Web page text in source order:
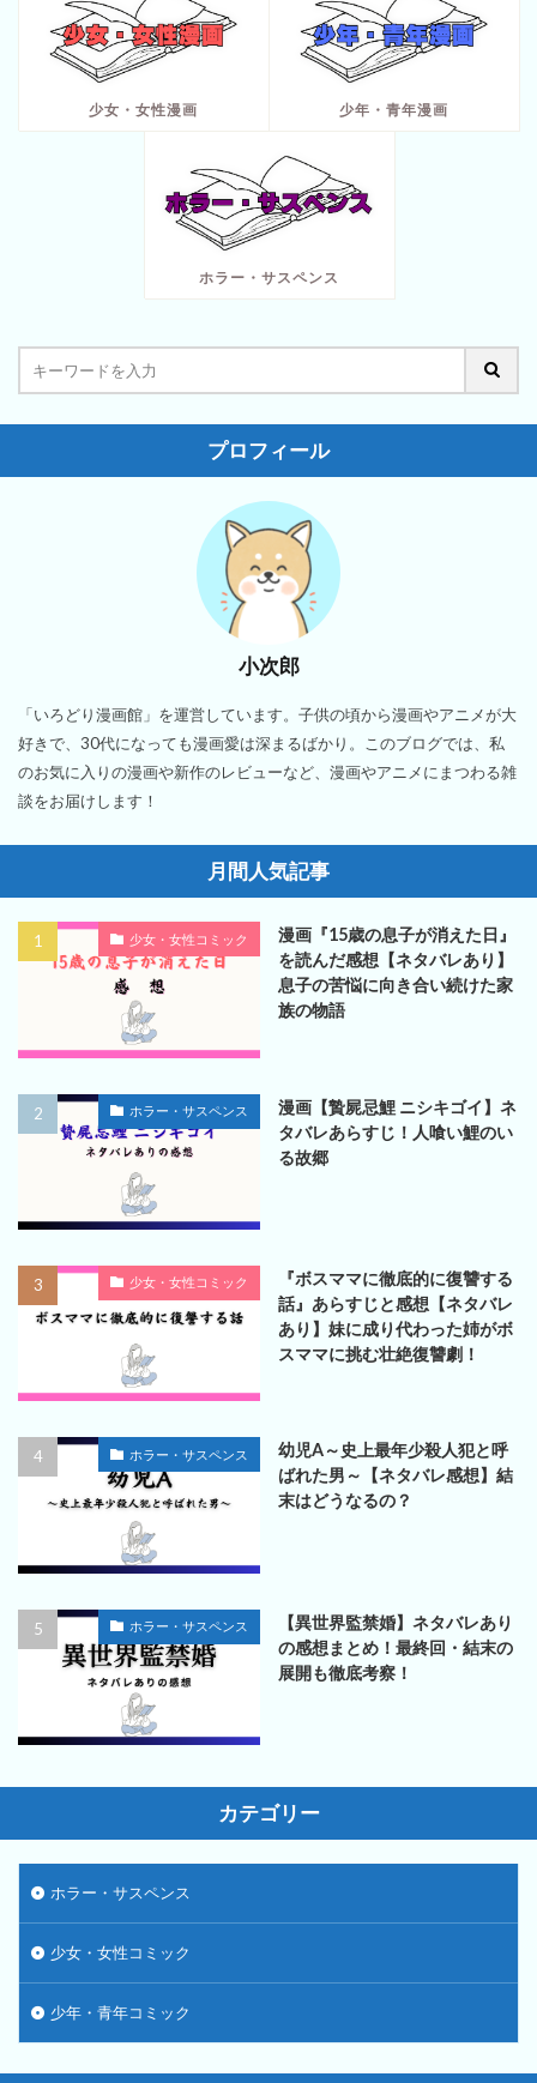
少女・女性漫画 少年・青年漫画
ホラー・サスペンス
プロフィール
小次郎
「いろどり漫画館」を運営しています。子供の頃から漫画やアニメが大
好きで、30代になっても漫画愛は深まるばかり。このブログでは、私
のお気に入りの漫画や新作のレビューなど、漫画やアニメにまつわる雑
談をお届けします！
月間人気記事
少女・女性コミック
漫画『15歳の息子が消えた日』
を読んだ感想【ネタバレあり】
息子の苦悩に向き合い続けた家
族の物語
ホラー・サスペンス
漫画【贄屍忌鯉 ニシキゴイ】ネ
タバレあらすじ！人喰い鯉のい
る故郷
少女・女性コミック
『ボスママに徹底的に復讐する
話』あらすじと感想【ネタバレ
あり】妹に成り代わった姉がボ
スママに挑む壮絶復讐劇！
ホラー・サスペンス
幼児A～史上最年少殺人犯と呼
ばれた男～【ネタバレ感想】結
末はどうなるの？
ホラー・サスペンス
【異世界監禁婚】ネタバレあり
の感想まとめ！最終回・結末の
展開も徹底考察！
カテゴリー
ホラー・サスペンス
少女・女性コミック
少年・青年コミック